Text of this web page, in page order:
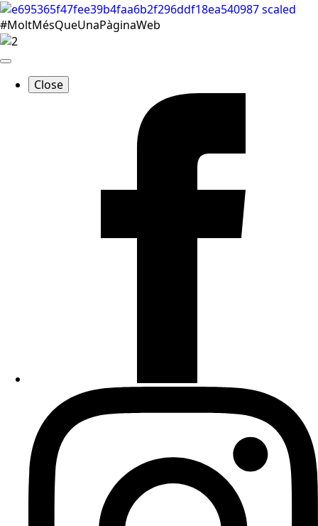
#MoltMésQueUnaPàginaWeb
Close